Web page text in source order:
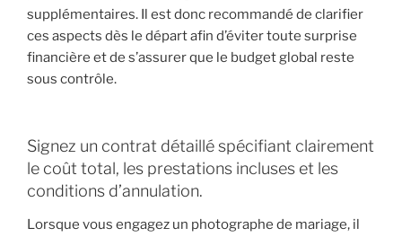
supplémentaires. Il est donc recommandé de clarifier
ces aspects dès le départ afin d’éviter toute surprise
financière et de s’assurer que le budget global reste
sous contrôle.
Signez un contrat détaillé spécifiant clairement
le coût total, les prestations incluses et les
conditions d’annulation.
Lorsque vous engagez un photographe de mariage, il